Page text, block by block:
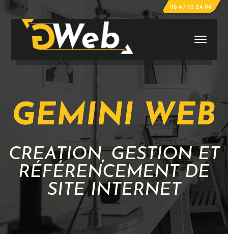
06 67 03 14 04
GEMINI WEB
CRÉATION, GESTION ET
RÉFÉRENCEMENT DE
SITE INTERNET